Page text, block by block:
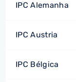
IPC Alemanha
IPC Austria
IPC Bélgica